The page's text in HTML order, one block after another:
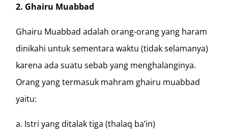
2. Ghairu Muabbad
Ghairu Muabbad adalah orang-orang yang haram
dinikahi untuk sementara waktu (tidak selamanya)
karena ada suatu sebab yang menghalanginya.
Orang yang termasuk mahram ghairu muabbad
yaitu:
a. Istri yang ditalak tiga (thalaq ba’in)